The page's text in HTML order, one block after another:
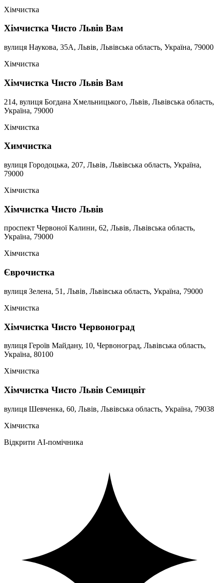
Хімчистка
Хімчистка Чисто Львів Вам
вулиця Наукова, 35А, Львів, Львівська область, Україна, 79000
Хімчистка
Хімчистка Чисто Львів Вам
214, вулиця Богдана Хмельницького, Львів, Львівська область,
Україна, 79000
Хімчистка
Химчистка
вулиця Городоцька, 207, Львів, Львівська область, Україна,
79000
Хімчистка
Хімчистка Чисто Львів
проспект Червоної Калини, 62, Львів, Львівська область,
Україна, 79000
Хімчистка
Єврочистка
вулиця Зелена, 51, Львів, Львівська область, Україна, 79000
Хімчистка
Хімчистка Чисто Червоноград
вулиця Героїв Майдану, 10, Червоноград, Львівська область,
Україна, 80100
Хімчистка
Хімчистка Чисто Львів Семицвіт
вулиця Шевченка, 60, Львів, Львівська область, Україна, 79038
Хімчистка
Відкрити AI-помічника